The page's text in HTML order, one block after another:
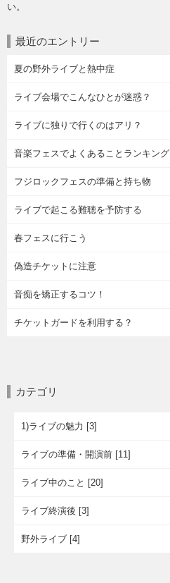
い。
最近のエントリー
夏の野外ライブと熱中症
ライブ会場でこんなひとが迷惑？
ライブに独りで行くのはアリ？
音楽フェスでよくあることランキング
フジロックフェスの準備と持ち物
ライブで起こる難聴を予防する
春フェスに行こう
偽造チケットに注意
音痴を矯正するコツ！
チケットガードを利用する？
カテゴリ
1)ライブの魅力 [3]
ライブの準備・開演前 [11]
ライブ中のこと [20]
ライブ終演後 [3]
野外ライブ [4]